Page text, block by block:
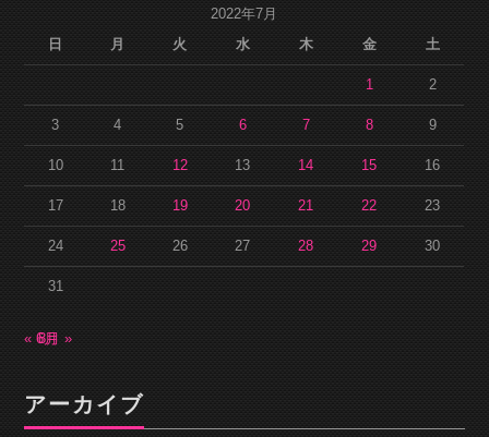
2022年7月
日
月 火 水 木 金 土
1 2
3 4 5 6 7 8 9
10 11 12 13 14 15 16
17 18 19 20 21 22 23
24 25 26 27 28 29 30
31
« 6月8月 »
アーカイブ